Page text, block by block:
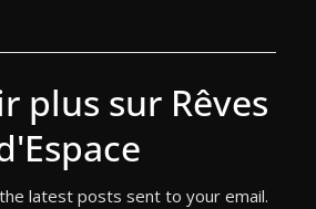
plus sur Rêves
latest posts sent to your email.